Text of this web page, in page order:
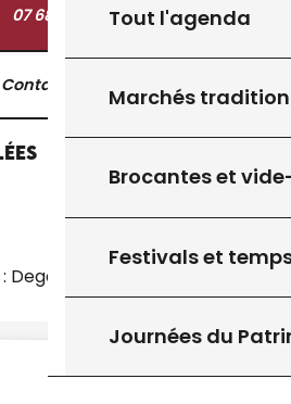
Tout l'agenda
Marchés
Brocantes et
Festivals et
Journées du
07 68 14 02 ▒▒
Contactez-nous
à 2km